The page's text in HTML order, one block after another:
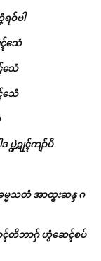
ဝ်ဗါ
သေံ
သေံ
သေံ
ပ္ဍဲဍုၚ်ကျာ်ပိ
မသတံ အာထ္ၜးဆန္ဒ ဂ
ၚ်တိဘာဂှ် ဟွံဆေၚ်စပ်